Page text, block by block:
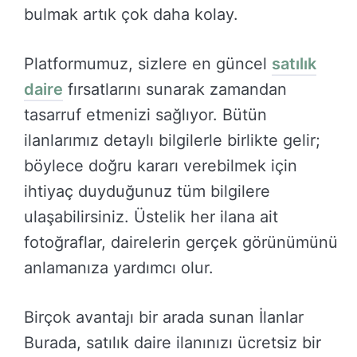
bulmak artık çok daha kolay.
Platformumuz, sizlere en güncel satılık
daire fırsatlarını sunarak zamandan
tasarruf etmenizi sağlıyor. Bütün
ilanlarımız detaylı bilgilerle birlikte gelir;
böylece doğru kararı verebilmek için
ihtiyaç duyduğunuz tüm bilgilere
ulaşabilirsiniz. Üstelik her ilana ait
fotoğraflar, dairelerin gerçek görünümünü
anlamanıza yardımcı olur.
Birçok avantajı bir arada sunan İlanlar
Burada, satılık daire ilanınızı ücretsiz bir